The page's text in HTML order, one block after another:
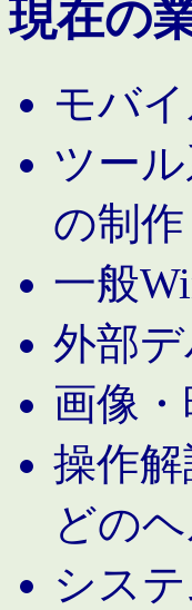
現在の
モバ
ツー
の制作
一般
外部
画像
操作
どの
シス